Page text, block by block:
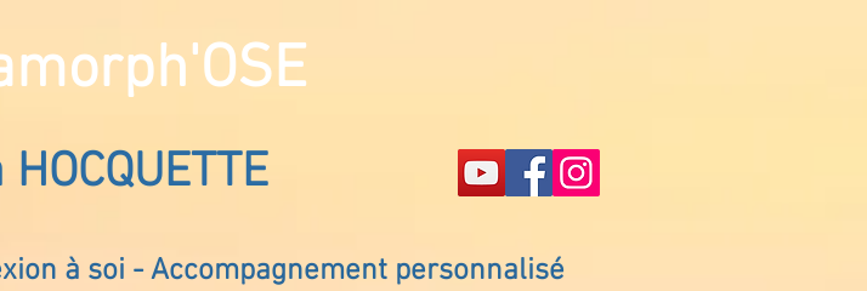
à soi - Accompagnement personnalisé